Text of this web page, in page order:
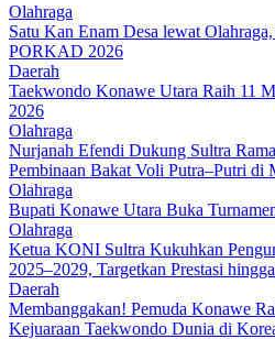
Olahraga
Satu Kan Enam Desa lewat
PORKAD 2026
Daerah
Taekwondo Konawe Utara Raih 11
2026
Olahraga
Nurjanah Efendi Dukung Sultra
Pembinaan Bakat Voli Putra–Putri di
Olahraga
Bupati Konawe Utara Buka
Olahraga
Ketua KONI Sultra Kukuhkan
2025–2029, Targetkan Prestasi
Daerah
Membanggakan! Pemuda Konawe
Kejuaraan Taekwondo Dunia di